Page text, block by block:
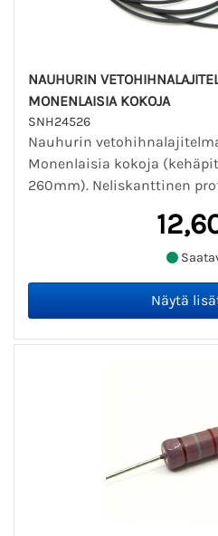
NAUHURIN
MONENLAISIA KOKOJA
SNH24526
Nauhurin
Monenlaisia kokoja
260mm). Neliskanttinen